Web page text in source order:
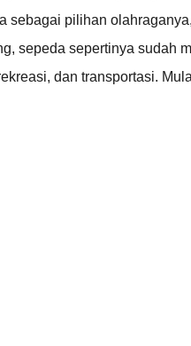
sebagai pilihan
sepeda sepertinya sudah
dan transportasi.